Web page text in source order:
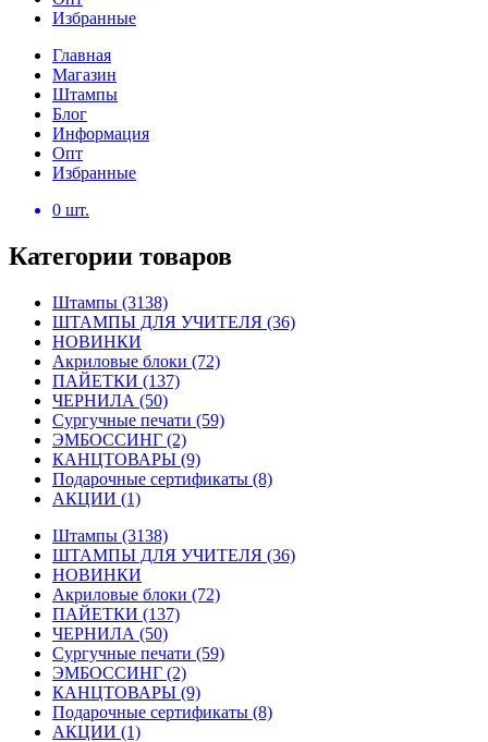
Избранные
Главная
Магазин
Штампы
Блог
Информация
Опт
Избранные
0 шт.
Категории товаров
Штампы (3138)
ШТАМПЫ ДЛЯ УЧИТЕЛЯ (36)
НОВИНКИ
Акриловые блоки (72)
ПАЙЕТКИ (137)
ЧЕРНИЛА (50)
Сургучные печати (59)
ЭМБОССИНГ (2)
КАНЦТОВАРЫ (9)
Подарочные сертификаты (8)
АКЦИИ (1)
Штампы (3138)
ШТАМПЫ ДЛЯ УЧИТЕЛЯ (36)
НОВИНКИ
Акриловые блоки (72)
ПАЙЕТКИ (137)
ЧЕРНИЛА (50)
Сургучные печати (59)
ЭМБОССИНГ (2)
КАНЦТОВАРЫ (9)
Подарочные сертификаты (8)
АКЦИИ (1)